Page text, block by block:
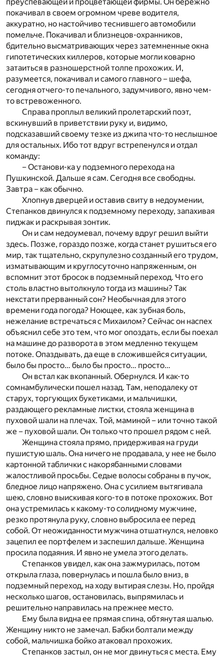
покачивал в своем огромном чреве водителя,
аккуратно, но настойчиво теснившего автомобили
помельче. Покачивал и близнецов-охранников,
бдительно высматривающих через затемненные окна
гипотетических киллеров, которые могли коварно
затаиться в разношерстной толпе прохожих. И,
разумеется, покачивал и самого главного – шефа,
сегодня отчего-то печального, задумчивого, явно чем-
то встревоженного.
Справа проплыл великий пролетарский поэт,
вскинувший в приветствии руку и, видимо,
подсказавший своему тезке из джипа что-то неслышное
для остальных. Ибо тот вдруг встрепенулся и отдал
команду:
– Останови-ка у подземного перехода на
Пушкинской. Дальше я сам. Сегодня все свободны.
Завтра – как обычно.
Хлопнув дверцей и оставив свиту в недоумении,
Степанков двинулся к подземному переходу, запахивая
пиджак и раскрывая зонтик.
Он и сам недоумевал, почему вдруг решил выйти
здесь. Позже, гораздо позже, когда станет рушиться его
мир, так тщательно, скрупулезно созданный его трудом,
изматывающим и круглосуточно напряженным, он
вспомнит этот бросок в подземный переход. Что его
столь властно вытолкнуло тогда из машины? Так
некстати прерванный сон? Необычная для этого
времени года погода? Ноющее, как зубная боль,
нежелание встречаться с Михаилом? Сейчас он наспех
объяснил себе это тем, что мог опоздать, если бы поехал
на машине до разворота в этом медленно текущем
потоке. Опаздывать, да еще в сложившейся ситуации,
было бы просто… было бы просто… просто…
Он встал как вкопанный. Обернулся. И как-то
сомнамбулически пошел назад. Там, неподалеку от
старух, торгующих букетиками, и мальчишки,
раздающего рекламные листки, стояла женщина в
пуховой шали на плечах. Той, маминой – или точно такой
же – пуховой шали. Он только что прошел рядом с ней.
Женщина стояла прямо, придерживая на груди
пушистую шаль. Она ничего не продавала, у нее не было
картонной таблички с накорябанными словами
жалостливой просьбы. Седые волосы собраны в пучок,
бледное лицо напряжено. Она с усилием вытягивала
шею, словно выискивая кого-то в потоке прохожих. Вот
она устремилась к какому-то солидному мужчине,
резко протянула руку, словно выбросила ее перед
собой. От неожиданности мужчина отшатнулся, неловко
зацепил ее портфелем и заспешил дальше. Женщина
просила подаяния. И явно не умела этого делать.
Степанков увидел, как она зажмурилась, потом
открыла глаза, повернулась и пошла было вниз, в
подземный переход, на ходу вытирая слезы. Но, пройдя
несколько шагов, остановилась, выпрямилась и
решительно направилась на прежнее место.
Ему была видна ее прямая спина, обтянутая шалью.
Женщину никто не замечал. Бабки болтали между
собой, мальчишка бойко атаковал прохожих.
Степанков застыл, он не мог двинуться с места. Ему